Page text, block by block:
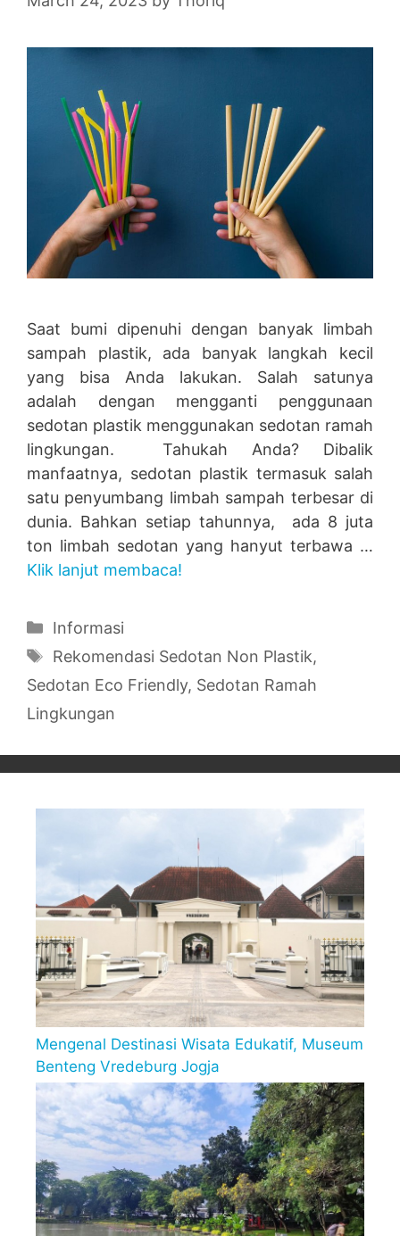
Saat bumi dipenuhi dengan banyak limbah
sampah plastik, ada banyak langkah kecil
yang bisa Anda lakukan. Salah satunya
adalah dengan mengganti penggunaan
sedotan plastik menggunakan sedotan ramah
lingkungan. Tahukah Anda? Dibalik
manfaatnya, sedotan plastik termasuk salah
satu penyumbang limbah sampah terbesar di
dunia. Bahkan setiap tahunnya, ada 8 juta
ton limbah sedotan yang hanyut terbawa …
Klik lanjut membaca!
Categories
Informasi
Tags
Rekomendasi Sedotan Non Plastik,
Sedotan Eco Friendly, Sedotan Ramah
Lingkungan
Mengenal Destinasi Wisata Edukatif, Museum
Benteng Vredeburg Jogja